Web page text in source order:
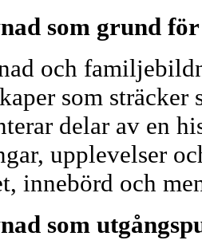
som grund
och
som
delar av en
upplevelser
innebörd och
som